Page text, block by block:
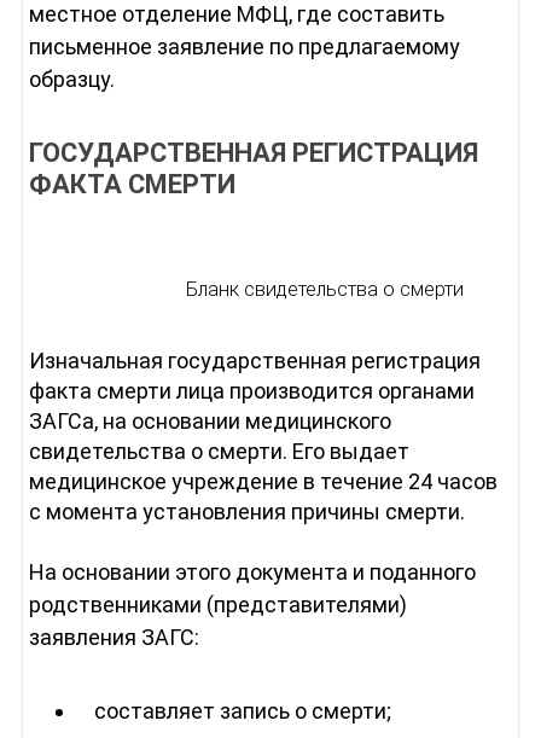
местное отделение МФЦ, где составить
письменное заявление по предлагаемому
образцу.
ГОСУДАРСТВЕННАЯ РЕГИСТРАЦИЯ
ФАКТА СМЕРТИ
Бланк свидетельства о смерти
Изначальная государственная регистрация
факта смерти лица производится органами
ЗАГСа, на основании медицинского
свидетельства о смерти. Его выдает
медицинское учреждение в течение 24 часов
с момента установления причины смерти.
На основании этого документа и поданного
родственниками (представителями)
заявления ЗАГС:
составляет запись о смерти;